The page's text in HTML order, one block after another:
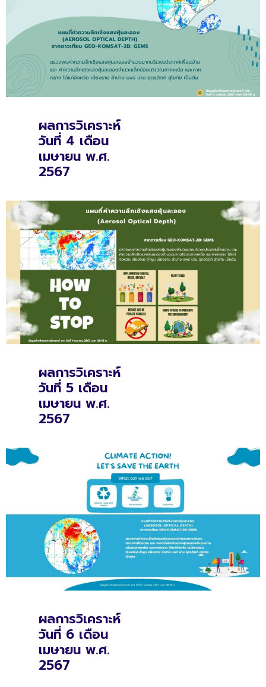
ผลการวิเคราะห์
วันที่ 4 เดือน
เมษายน พ.ศ.
2567
ผลการวิเคราะห์
วันที่ 5 เดือน
เมษายน พ.ศ.
2567
ผลการวิเคราะห์
วันที่ 6 เดือน
เมษายน พ.ศ.
2567